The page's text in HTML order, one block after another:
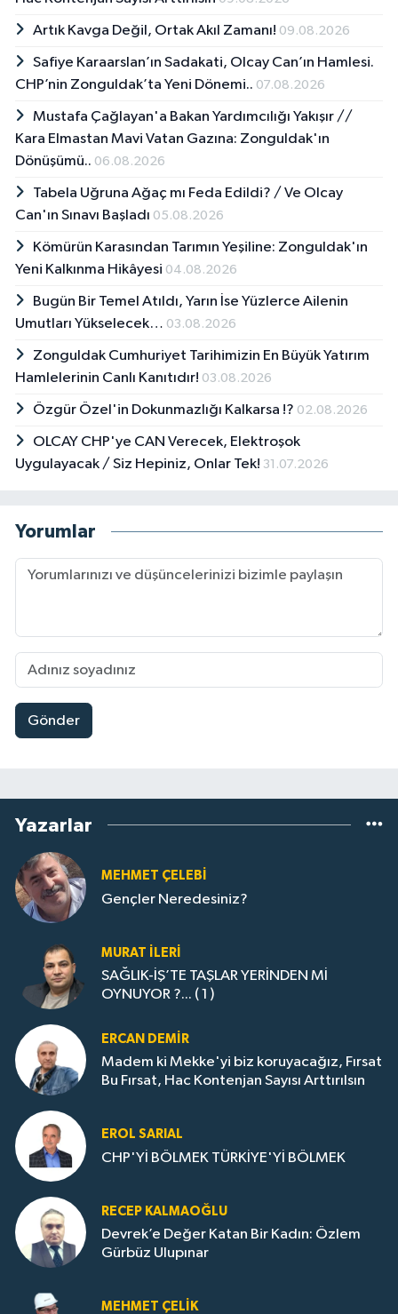
Artık Kavga Değil, Ortak Akıl Zamanı! 09.08.2026
Safiye Karaarslan’ın Sadakati, Olcay Can’ın Hamlesi.
CHP’nin Zonguldak’ta Yeni Dönemi.. 07.08.2026
Mustafa Çağlayan'a Bakan Yardımcılığı Yakışır // ​
Kara Elmastan Mavi Vatan Gazına: Zonguldak'ın
Dönüşümü.. 06.08.2026
Tabela Uğruna Ağaç mı Feda Edildi? / Ve Olcay
Can'ın Sınavı Başladı 05.08.2026
Kömürün Karasından Tarımın Yeşiline: Zonguldak'ın
Yeni Kalkınma Hikâyesi 04.08.2026
Bugün Bir Temel Atıldı, Yarın İse Yüzlerce Ailenin
Umutları Yükselecek… 03.08.2026
Zonguldak Cumhuriyet Tarihimizin En Büyük Yatırım
Hamlelerinin Canlı Kanıtıdır! 03.08.2026
Özgür Özel'in Dokunmazlığı Kalkarsa !? 02.08.2026
OLCAY CHP'ye CAN Verecek, Elektroşok
Uygulayacak / Siz Hepiniz, Onlar Tek! 31.07.2026
Yorumlar
Gönder
Yazarlar
MEHMET ÇELEBI
Gençler Neredesiniz?
MURAT İLERI
SAĞLIK-İŞ’TE TAŞLAR YERİNDEN Mİ
OYNUYOR ?... ( 1 )
ERCAN DEMIR
Madem ki Mekke'yi biz koruyacağız, Fırsat
Bu Fırsat, Hac Kontenjan Sayısı Arttırılsın
EROL SARIAL
CHP'Yİ BÖLMEK TÜRKİYE'Yİ BÖLMEK
RECEP KALMAOĞLU
Devrek’e Değer Katan Bir Kadın: Özlem
Gürbüz Ulupınar
MEHMET ÇELIK